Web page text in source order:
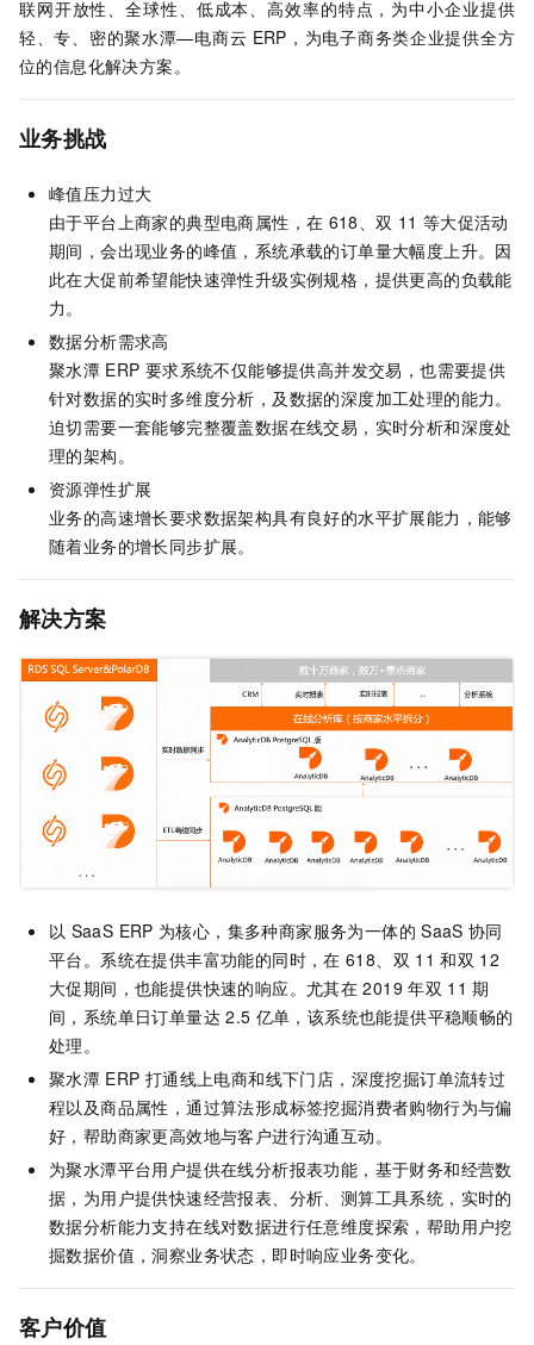
联网开放性、全球性、低成本、高效率的特点，为中小企业提供
轻、专、密的聚水潭—电商云 ERP，为电子商务类企业提供全方
位的信息化解决方案。
业务挑战
峰值压力过大
由于平台上商家的典型电商属性，在 618、双 11 等大促活动
期间，会出现业务的峰值，系统承载的订单量大幅度上升。因
此在大促前希望能快速弹性升级实例规格，提供更高的负载能
力。
数据分析需求高
聚水潭 ERP 要求系统不仅能够提供高并发交易，也需要提供
针对数据的实时多维度分析，及数据的深度加工处理的能力。
迫切需要一套能够完整覆盖数据在线交易，实时分析和深度处
理的架构。
资源弹性扩展
业务的高速增长要求数据架构具有良好的水平扩展能力，能够
随着业务的增长同步扩展。
解决方案
以 SaaS ERP 为核心，集多种商家服务为一体的 SaaS 协同
平台。系统在提供丰富功能的同时，在 618、双 11 和双 12
大促期间，也能提供快速的响应。尤其在 2019 年双 11 期
间，系统单日订单量达 2.5 亿单，该系统也能提供平稳顺畅的
处理。
聚水潭 ERP 打通线上电商和线下门店，深度挖掘订单流转过
程以及商品属性，通过算法形成标签挖掘消费者购物行为与偏
好，帮助商家更高效地与客户进行沟通互动。
为聚水潭平台用户提供在线分析报表功能，基于财务和经营数
据，为用户提供快速经营报表、分析、测算工具系统，实时的
数据分析能力支持在线对数据进行任意维度探索，帮助用户挖
掘数据价值，洞察业务状态，即时响应业务变化。
客户价值